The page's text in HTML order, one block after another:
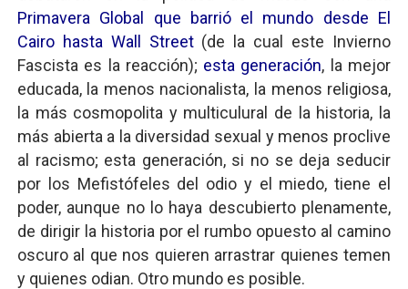
Primavera Global que barrió el mundo desde El
Cairo hasta Wall Street(de la cual este Invierno
Fascista es la reacción); esta generación, la mejor
educada, la menos nacionalista, la menos religiosa,
la más cosmopolita y multiculural de la historia, la
más abierta a la diversidad sexual y menos proclive
al racismo; esta generación, si no se deja seducir
por los Mefistófeles del odio y el miedo, tiene el
poder, aunque no lo haya descubierto plenamente,
de dirigir la historia por el rumbo opuesto al camino
oscuro al que nos quieren arrastrar quienes temen
y quienes odian. Otro mundo es posible.